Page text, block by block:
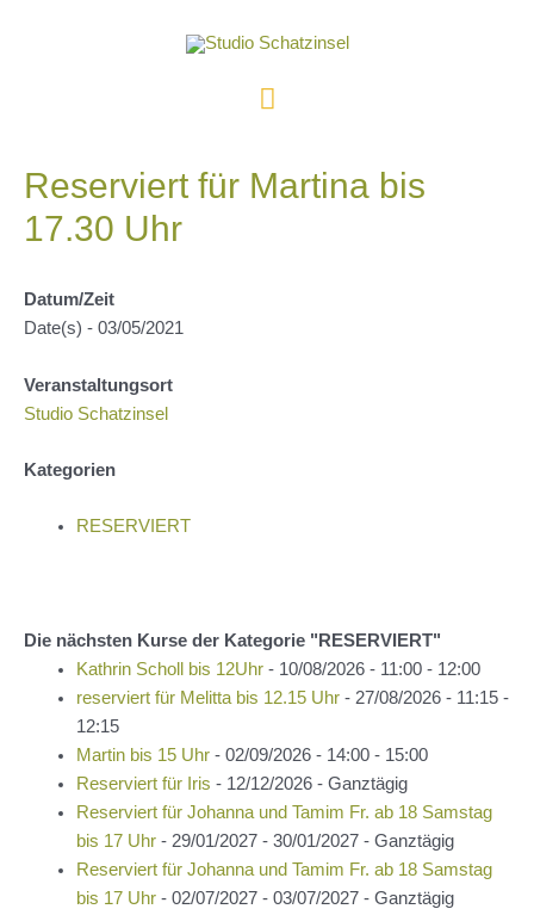
Hauptmenü
Reserviert für Martina bis
17.30 Uhr
Datum/Zeit
Date(s) - 03/05/2021
Veranstaltungsort
Studio Schatzinsel
Kategorien
RESERVIERT
Die nächsten Kurse der Kategorie "RESERVIERT"
Kathrin Scholl bis 12Uhr- 10/08/2026 - 11:00 - 12:00
reserviert für Melitta bis 12.15 Uhr- 27/08/2026 - 11:15 -
12:15
Martin bis 15 Uhr- 02/09/2026 - 14:00 - 15:00
Reserviert für Iris - 12/12/2026 - Ganztägig
Reserviert für Johanna und Tamim Fr. ab 18 Samstag
bis 17 Uhr- 29/01/2027 - 30/01/2027 - Ganztägig
Reserviert für Johanna und Tamim Fr. ab 18 Samstag
bis 17 Uhr- 02/07/2027 - 03/07/2027 - Ganztägig